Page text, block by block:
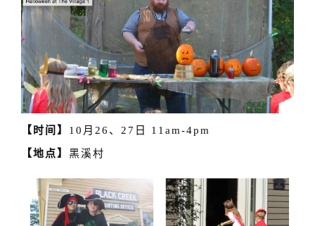
【时间】 10月26、27日 11am-4pm
【地点】黑溪村